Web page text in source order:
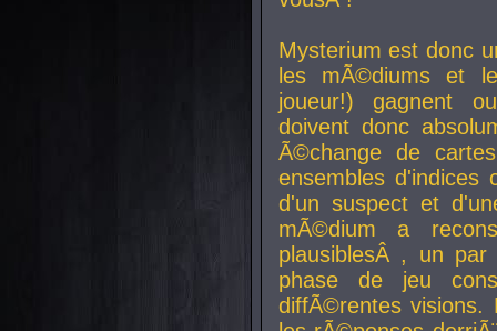
Mysterium est donc
les mÃ©diums et
joueur!) gagnent
doivent donc
Ã©change de
ensembles d'indices
d'un suspect et
mÃ©dium a
plausiblesÂ , un par
phase de jeu
diffÃ©rentes visions.